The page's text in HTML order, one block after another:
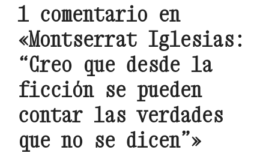
1 comentario en
«Montserrat Iglesias:
“Creo que desde la
ficción se pueden
contar las verdades
que no se dicen”»